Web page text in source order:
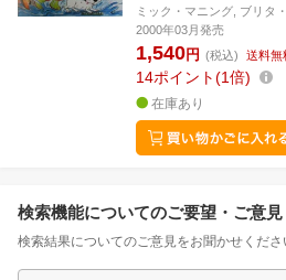
ミック・マニング, ブリタ
2000年03月発売
1,540円 (税込) 送料無
14ポイント 1倍
在庫あり
検索機能についてのご要望・ご意見
検索結果についてのご意見をお聞かせくださ